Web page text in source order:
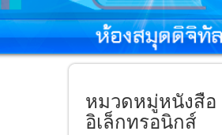
หมวดหมู่หนังสือ
อิเล็กทรอนิกส์